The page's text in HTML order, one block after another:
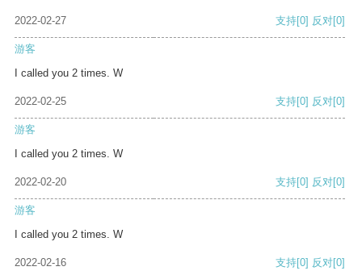
2022-02-27 支持[0] 反对[0]
游客
I called you 2 times. W
2022-02-25 支持[0] 反对[0]
游客
I called you 2 times. W
2022-02-20 支持[0] 反对[0]
游客
I called you 2 times. W
2022-02-16 支持[0] 反对[0]